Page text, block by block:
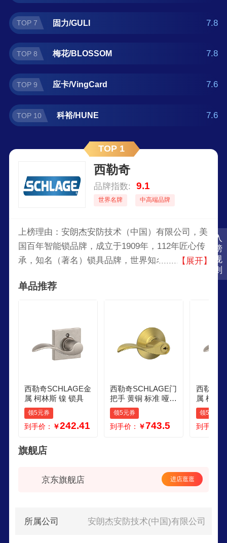
入
榜
规
则
TOP 7 固力/GULI 7.8
TOP 8 梅花/BLOSSOM 7.8
TOP 9 应卡/VingCard 7.6
TOP 10 科裕/HUNE 7.6
TOP 1
西勒奇
品牌指数: 9.1
世界名牌 中高端品牌
上榜理由：安朗杰安防技术（中国）有限公司，美
国百年智能锁品牌，成立于1909年，112年匠心传
承，知名（著名）锁具品牌，世界知名的安防产品
【展开】
单品推荐
西勒奇SCHLAGE金
属 柯林斯 镍 锁具
领5元券
到手价： ￥242.41
西勒奇SCHLAGE门
把手 黄铜 标准 哑光
黄铜 锁具
领5元券
到手价： ￥743.5
西勒奇
属 柯林
说明 保
领5元券
到手价：
旗舰店
京东旗舰店 进店逛逛
所属公司 安朗杰安防技术(中国)有限公司